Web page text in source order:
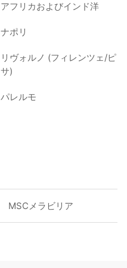
アフリカおよびインド洋
ナポリ
リヴォルノ (フィレンツェ/ピ
サ)
パレルモ
MSCメラビリア